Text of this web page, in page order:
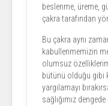
beslenme, üreme,
çakra tarafından
Bu çakra aynı
kabullenmemizin
olumsuz
bütünü olduğu gibi
yargılamayı
sağlığımız